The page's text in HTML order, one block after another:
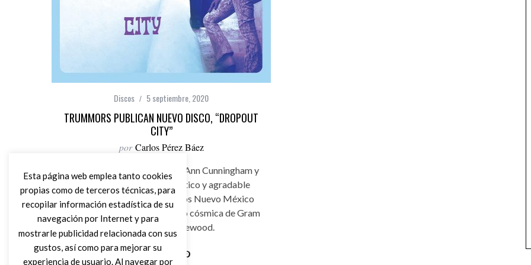
Discos 5 septiembre, 2020
TRUMMORS PUBLICAN NUEVO DISCO, “DROPOUT
CITY”
por Carlos Pérez Báez
Trummors son David Lerner y Ann Cunningham y
acaban de publicar . Fantástico y agradable
cuarto álbum de estudio de los Nuevo México
tocados de muerte por la mano cósmica de Gram
Parsons y Lee Hazlewood.
Esta página web emplea tanto cookies
propias como de terceros técnicas, para
recopilar información estadística de su
navegación por Internet y para
mostrarle publicidad relacionada con sus
gustos, así como para mejorar su
experiencia de usuario. Al navegar por